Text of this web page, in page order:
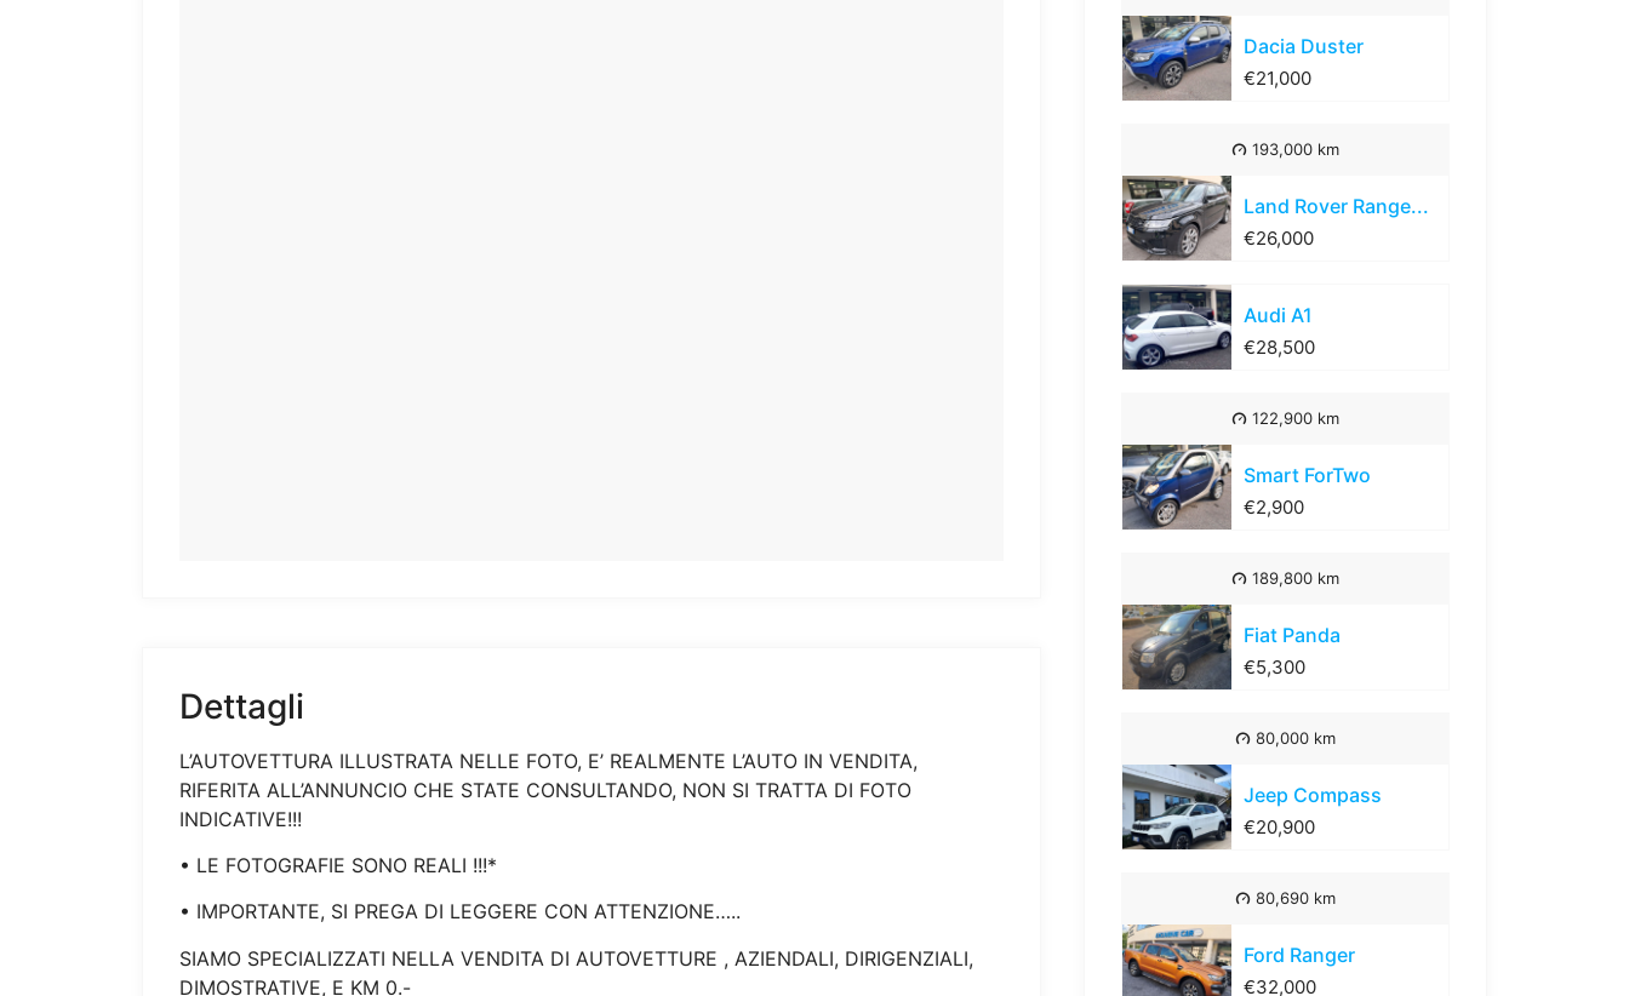
Dettagli
L’AUTOVETTURA ILLUSTRATA NELLE FOTO, E’ REALMENTE L’AUTO IN VENDITA,
RIFERITA ALL’ANNUNCIO CHE STATE CONSULTANDO, NON SI TRATTA DI FOTO
INDICATIVE!!!
• LE FOTOGRAFIE SONO REALI !!!*
• IMPORTANTE, SI PREGA DI LEGGERE CON ATTENZIONE…..
SIAMO SPECIALIZZATI NELLA VENDITA DI AUTOVETTURE , AZIENDALI, DIRIGENZIALI,
DIMOSTRATIVE, E KM 0.-
Dacia Duster
€21,000
193,000 km
Land Rover Range...
€26,000
Audi A1
€28,500
122,900 km
Smart ForTwo
€2,900
189,800 km
Fiat Panda
€5,300
80,000 km
Jeep Compass
€20,900
80,690 km
Ford Ranger
€32,000